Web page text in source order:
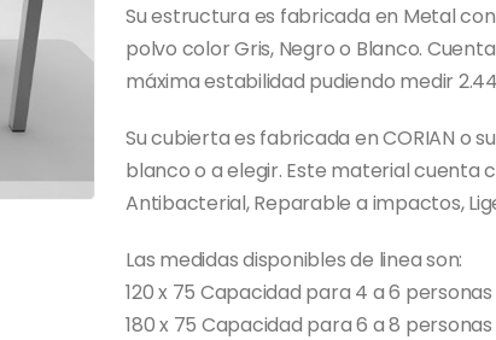
Su estructura es fabricada en Metal
polvo color Gris, Negro o Blanco.
máxima estabilidad pudiendo medir
Su cubierta es fabricada en CORIAN o
blanco o a elegir. Este material cuenta
Antibacterial, Reparable a impactos,
Las medidas disponibles de linea son:
120 x 75 Capacidad para 4 a 6 personas
180 x 75 Capacidad para 6 a 8 personas